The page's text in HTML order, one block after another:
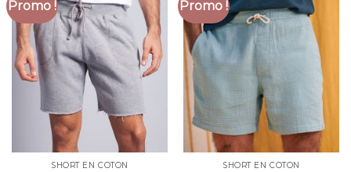
Promo !
SHORT EN COTON
Promo !
SHORT EN COTON